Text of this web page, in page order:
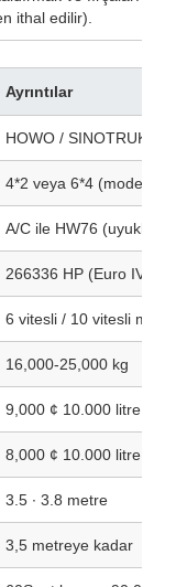
ithal edilir).
Ayrıntılar
HOWO / SINOTRUK
4*2 veya 6*4 (modeline
A/C ile HW76 (uyuklu
266336 HP (Euro IV/V/
6 vitesli / 10 vitesli
16,000-25,000 kg
9,000 ¢ 10.000 litre
8,000 ¢ 10.000 litre
3.5 ∙ 3.8 metre
3,5 metreye kadar